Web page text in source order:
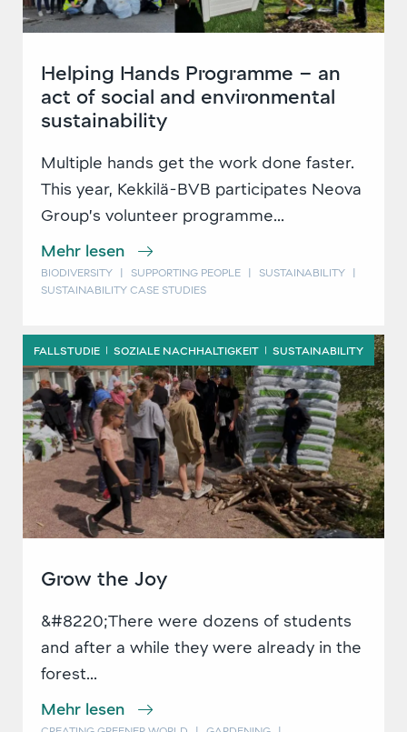
Helping Hands Programme – an
act of social and environmental
sustainability
Multiple hands get the work done faster.
This year, Kekkilä-BVB participates Neova
Group’s volunteer programme...
Mehr lesen
BIODIVERSITY | SUPPORTING PEOPLE | SUSTAINABILITY
|
SUSTAINABILITY CASE STUDIES
Grow the Joy
&#8220;There were dozens of students
and after a while they were already in the
forest...
Mehr lesen
FALLSTUDIE | SOZIALE NACHHALTIGKEIT | SUSTAINABILITY